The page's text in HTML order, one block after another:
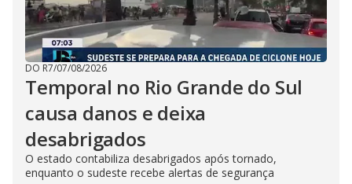
DO R7/07/08/2026
Temporal no Rio Grande do Sul
causa danos e deixa
desabrigados
O estado contabiliza desabrigados após tornado,
enquanto o sudeste recebe alertas de segurança